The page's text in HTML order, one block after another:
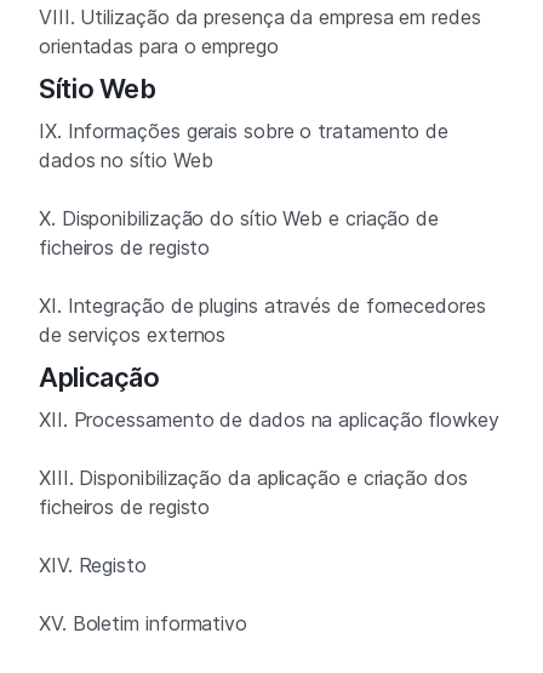
VIII. Utilização da presença da empresa em redes
orientadas para o emprego
Sítio Web
IX. Informações gerais sobre o tratamento de
dados no sítio Web
X. Disponibilização do sítio Web e criação de
ficheiros de registo
XI. Integração de plugins através de fornecedores
de serviços externos
Aplicação
XII. Processamento de dados na aplicação flowkey
XIII. Disponibilização da aplicação e criação dos
ficheiros de registo
XIV. Registo
XV. Boletim informativo